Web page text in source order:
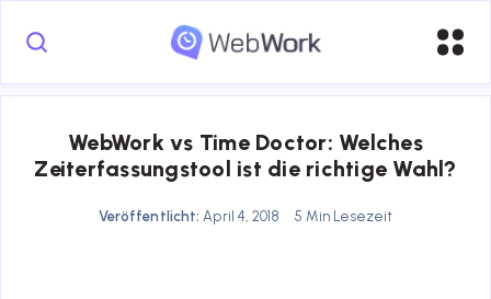
WebWork vs Time Doctor: Welches
Zeiterfassungstool ist die richtige Wahl?
Veröffentlicht: April 4, 2018 5 Min Lesezeit